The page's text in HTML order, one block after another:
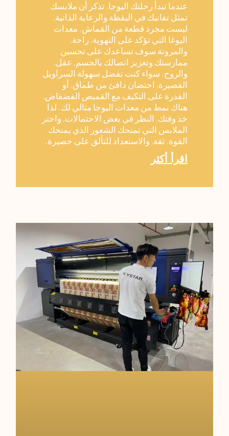
عندما تبدأ رحلتك اليوجا, تذكر أن ملابسك
تمثل تفانيك في اليقظة والرعاية الذاتية,
ليست مجرد قطعة من القماش. معدات
اليوغا التي تؤكد على التهوية, راحة,
والمرونة سوف تساعدك على تحسين
ممارستك وتعزيز اتصالك بالجسم, عقل,
والروح. سواء كنت تفضل سهولة السراويل
القصيرة, احتضان دافئ من طماق, أو
القدرة على التكيف مع القميص الفضفاض,
هناك نمط من معدات اليوجا مثالي لك. لذا
خذ وقتك, النظر في بعض الاحتمالات, واختر
الملابس التي تمنحك الشعور الذي يمنحك
القوة, ثقة, والاستعداد للتألق على حصيرة.
اقرأ أكثر